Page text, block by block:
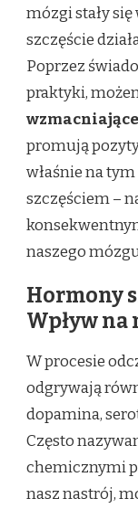
mózgi stały
szczęście
Poprzez
praktyki,
promują
właśnie na
szczęściem –
naszego
Hormony
Wpływ
W procesie
odgrywają
dopamina,
Często
chemicznymi
nasz nastrój,